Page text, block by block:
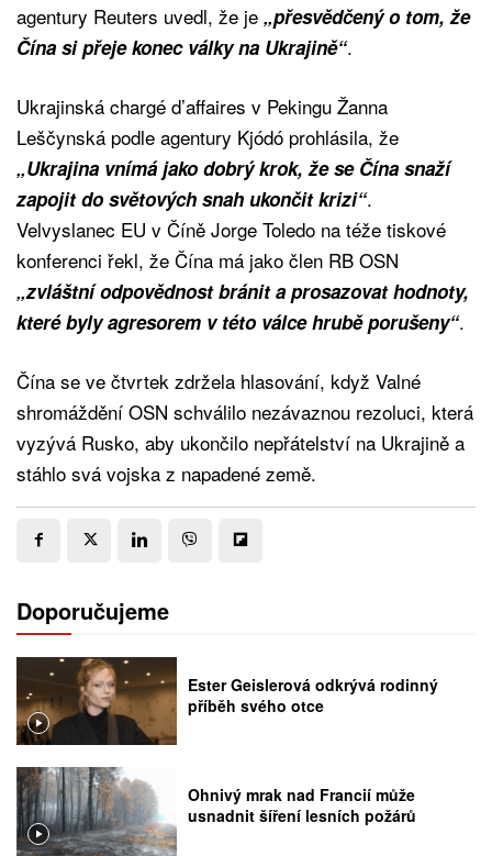
agentury Reuters uvedl, že je „přesvědčený o tom, že
Čína si přeje konec války na Ukrajině“.
Ukrajinská chargé d’affaires v Pekingu Žanna
Leščynská podle agentury Kjódó prohlásila, že
„Ukrajina vnímá jako dobrý krok, že se Čína snaží
zapojit do světových snah ukončit krizi“.
Velvyslanec EU v Číně Jorge Toledo na téže tiskové
konferenci řekl, že Čína má jako člen RB OSN
„zvláštní odpovědnost bránit a prosazovat hodnoty,
které byly agresorem v této válce hrubě porušeny“.
Čína se ve čtvrtek zdržela hlasování, když Valné
shromáždění OSN schválilo nezávaznou rezoluci, která
vyzývá Rusko, aby ukončilo nepřátelství na Ukrajině a
stáhlo svá vojska z napadené země.
Doporučujeme
Ester Geislerová odkrývá rodinný
příběh svého otce
Ohnivý mrak nad Francií může
usnadnit šíření lesních požárů